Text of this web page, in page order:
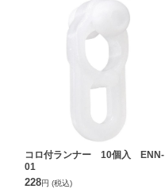
コロ付ランナー 10個入 ENN-
01
228円 (税込)